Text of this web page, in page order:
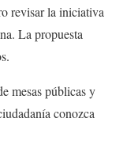
revisar la iniciativa
La propuesta
mesas públicas y
conozca